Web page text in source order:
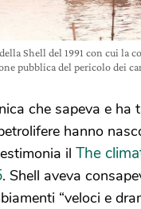
Shell del 1991 con cui la
pubblica del pericolo dei
che sapeva e ha
hanno
il The
. Shell aveva
“veloci e